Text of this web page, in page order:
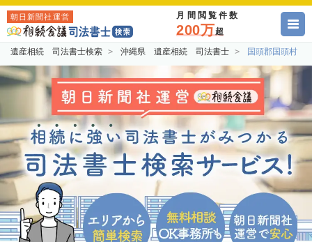
朝日新聞社運営 月間閲覧件数
200万超
遺産相続 司法書士検索 沖縄県 遺産相続 司法書士 国頭郡国頭村